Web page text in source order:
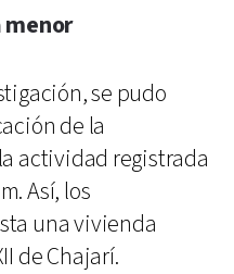
menor
se pudo
de la
actividad registrada
Así, los
una vivienda
de Chajarí.